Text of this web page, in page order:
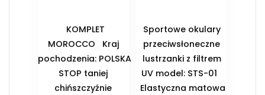
KOMPLET
MOROCCO Kraj
pochodzenia: POLSKA
STOP taniej
chińszczyźnie
Sportowe okulary
przeciwsłoneczne
lustrzanki z filtrem
UV model: STS-01
Elastyczna matowa